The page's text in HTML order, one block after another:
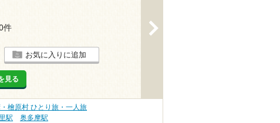
件
お気に入りに追加
見る
檜原村 ひとり旅・一人旅
駅 奥多摩駅